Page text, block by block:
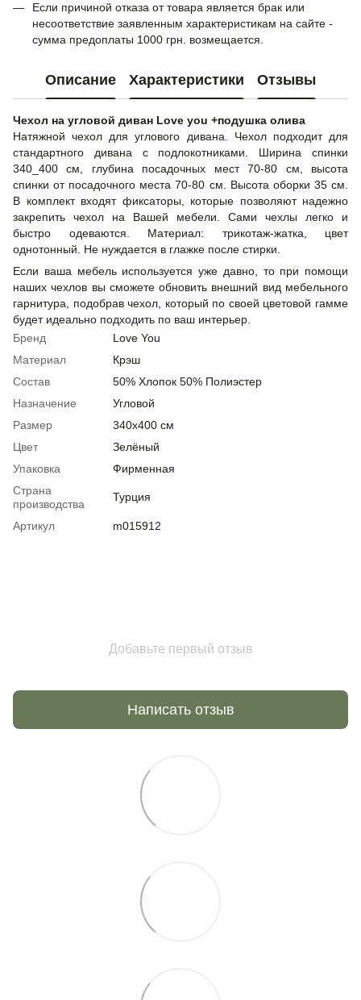
Если причиной отказа от товара является брак или
несоответствие заявленным характеристикам на сайте -
сумма предоплаты 1000 грн. возмещается.
Описание Характеристики Отзывы
Чехол на угловой диван Love you +подушка олива
Натяжной чехол для углового дивана. Чехол подходит для
стандартного дивана с подлокотниками. Ширина спинки
340_400 см, глубина посадочных мест 70-80 см, высота
спинки от посадочного места 70-80 см. Высота оборки 35 см.
В комплект входят фиксаторы, которые позволяют надежно
закрепить чехол на Вашей мебели. Сами чехлы легко и
быстро одеваются. Материал: трикотаж-жатка, цвет
однотонный. Не нуждается в глажке после стирки.
Если ваша мебель используется уже давно, то при помощи
наших чехлов вы сможете обновить внешний вид мебельного
гарнитура, подобрав чехол, который по своей цветовой гамме
будет идеально подходить по ваш интерьер.
Бренд
Love You
Материал
Крэш
Состав
50% Хлопок 50% Полиэстер
Назначение
Угловой
Размер
340х400 см
Цвет
Зелёный
Упаковка
Фирменная
Страна
производства
Турция
Артикул m015912
Добавьте первый отзыв
Написать отзыв